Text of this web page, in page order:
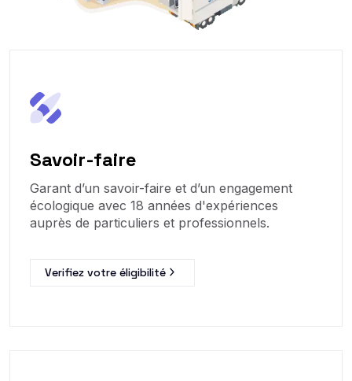
Savoir-faire
Garant d’un savoir-faire et d’un engagement
écologique avec 18 années d'expériences
auprès de particuliers et professionnels.
Verifiez votre éligibilité